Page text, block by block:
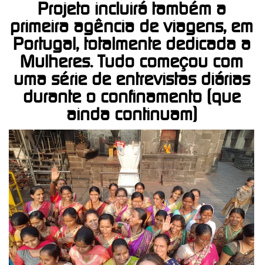
Projeto incluirá também a
primeira agência de viagens, em
Portugal, totalmente dedicada a
Mulheres. Tudo começou com
uma série de entrevistas diárias
durante o confinamento (que
ainda continuam)